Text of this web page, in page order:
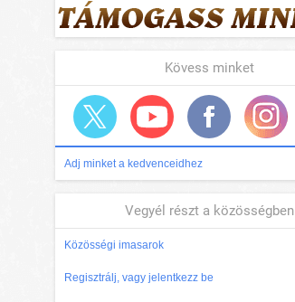
Kövess minket
Adj minket a kedvenceidhez
Vegyél részt a közösségben
Közösségi imasarok
Regisztrálj, vagy jelentkezz be